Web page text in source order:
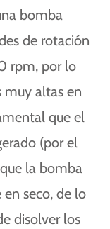
bomba
de rotación
rpm, por lo
muy altas en
que el
(por el
la bomba
seco, de lo
disolver los